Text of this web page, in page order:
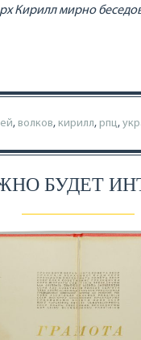
Кирилл мирно
, волков, кирилл, рпц,
БУДЕТ